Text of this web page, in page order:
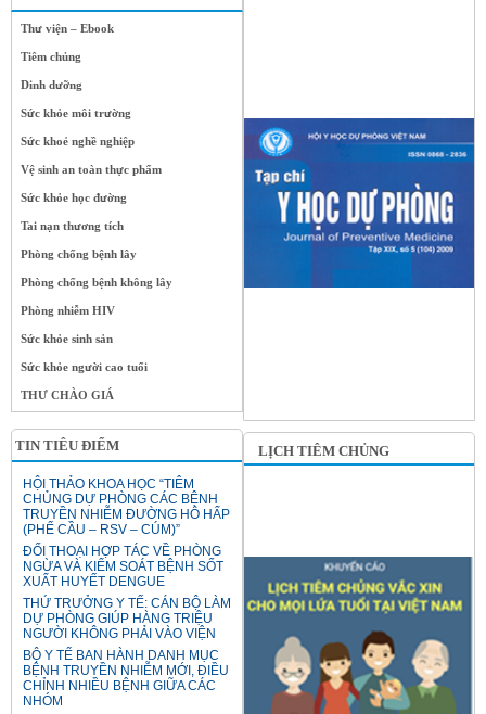
Thư viện – Ebook
Tiêm chủng
Dinh dưỡng
Sức khỏe môi trường
Sức khoẻ nghề nghiệp
Vệ sinh an toàn thực phẩm
Sức khỏe học đường
Tai nạn thương tích
Phòng chống bệnh lây
Phòng chống bệnh không lây
Phòng nhiễm HIV
Sức khỏe sinh sản
Sức khỏe người cao tuổi
THƯ CHÀO GIÁ
TIN TIÊU ĐIỂM
HỘI THẢO KHOA HỌC “TIÊM
CHỦNG DỰ PHÒNG CÁC BỆNH
TRUYỀN NHIỄM ĐƯỜNG HÔ HẤP
(PHẾ CẦU – RSV – CÚM)”
ĐỐI THOẠI HỢP TÁC VỀ PHÒNG
NGỪA VÀ KIỂM SOÁT BỆNH SỐT
XUẤT HUYẾT DENGUE
THỨ TRƯỞNG Y TẾ: CÁN BỘ LÀM
DỰ PHÒNG GIÚP HÀNG TRIỆU
NGƯỜI KHÔNG PHẢI VÀO VIỆN
BỘ Y TẾ BAN HÀNH DANH MỤC
BỆNH TRUYỀN NHIỄM MỚI, ĐIỀU
CHỈNH NHIỀU BỆNH GIỮA CÁC
NHÓM
LỊCH TIÊM CHỦNG